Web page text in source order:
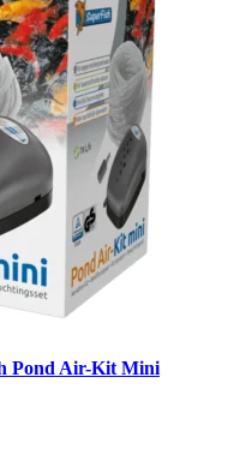
Pond Air-Kit Mini